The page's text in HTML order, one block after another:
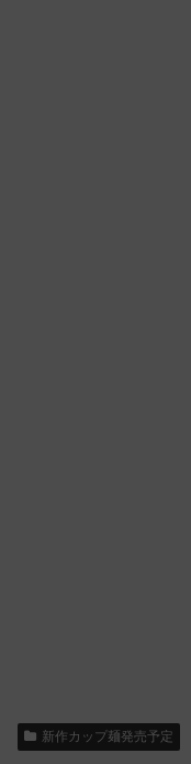
新作カップ麺発売予定